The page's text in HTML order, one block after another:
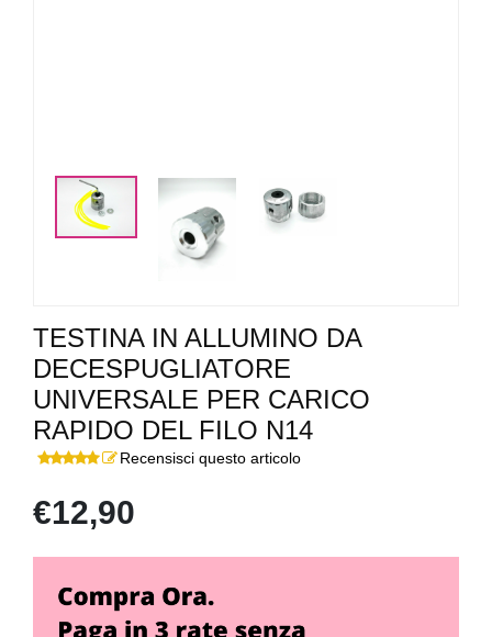
TESTINA IN ALLUMINO DA
DECESPUGLIATORE
UNIVERSALE PER CARICO
RAPIDO DEL FILO N14
Recensisci questo articolo
€12,90